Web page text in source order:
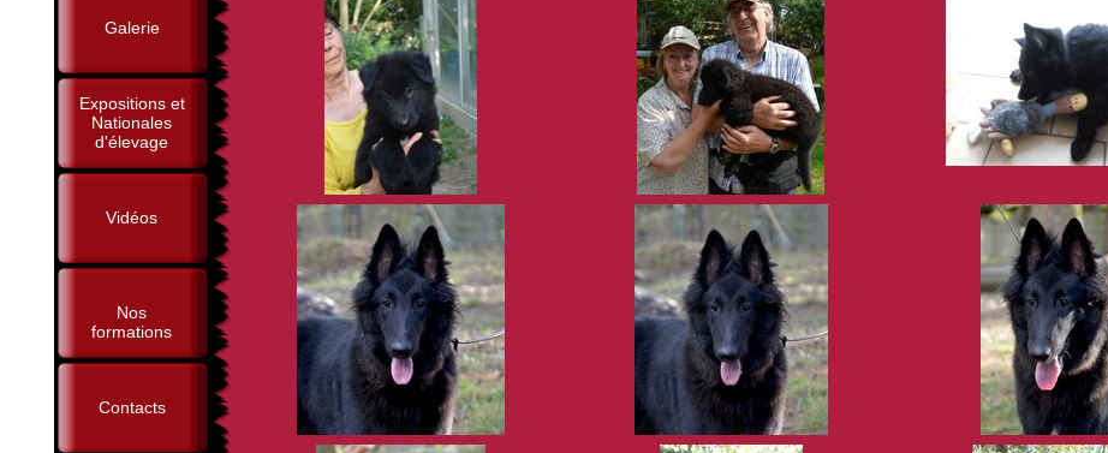
Galerie
Expositions et
Nationales
d'élevage
Vidéos
Nos
formations
Contacts